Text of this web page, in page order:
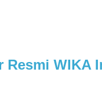
Resmi WIKA